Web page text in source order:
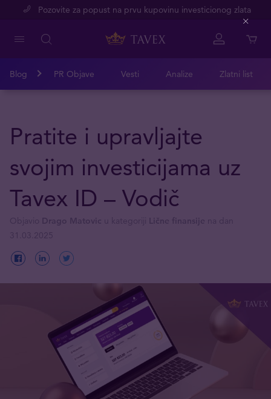
Pozovite za popust na prvu kupovinu investicionog zlata
Blog PR Objave Vesti Analize Zlatni list
Pratite i upravljajte
svojim investicijama uz
Tavex ID – Vodič
Close